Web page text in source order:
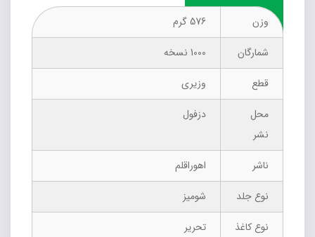
وزن
576 گرم
شمارگان
1000 نسخه
قطع
وزیری
محل
نشر
دزفول
ناشر
اهوراقلم
نوع جلد
شومیز
نوع کاغذ
تحریر